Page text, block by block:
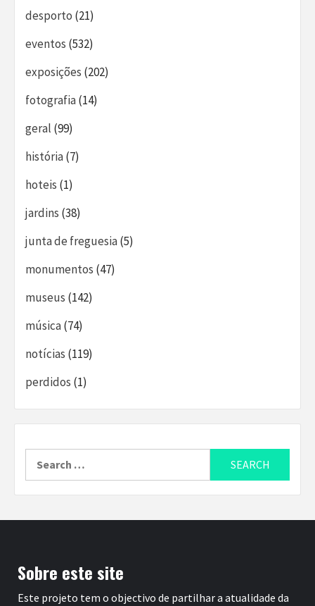
desporto (21)
eventos (532)
exposições (202)
fotografia(14)
geral (99)
história(7)
hoteis (1)
jardins (38)
junta de freguesia(5)
monumentos (47)
museus (142)
música(74)
notícias (119)
perdidos (1)
for:
Sobre este site
Este projeto tem o objectivo de partilhar a atualidade da